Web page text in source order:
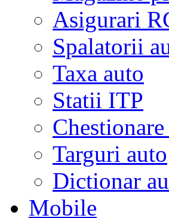
Asigurari
Spalatorii
Taxa auto
Statii ITP
Targuri auto
Dictionar
Mobile